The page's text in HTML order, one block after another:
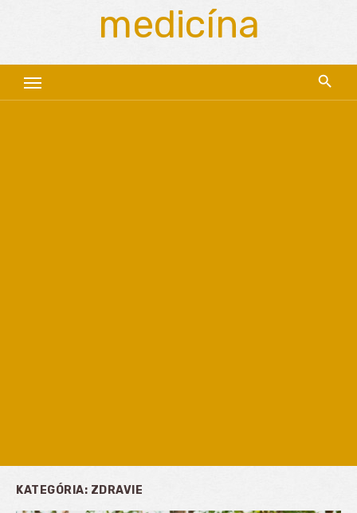
medicína
KATEGÓRIA: ZDRAVIE